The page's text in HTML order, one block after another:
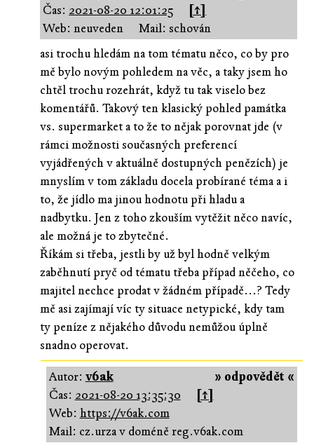
Čas: 2021-08-20 12:01:25
[↑]
Web: neuveden
Mail: schován
asi trochu hledám na tom tématu něco, co by pro
mě bylo novým pohledem na věc, a taky jsem ho
chtěl trochu rozehrát, když tu tak viselo bez
komentářů. Takový ten klasický pohled památka
vs. supermarket a to že to nějak porovnat jde (v
rámci možnosti současných preferencí
vyjádřených v aktuálně dostupných penězích) je
mnyslím v tom základu docela probírané téma a i
to, že jídlo ma jinou hodnotu při hladu a
nadbytku. Jen z toho zkouším vytěžit něco navíc,
ale možná je to zbytečné.
Říkám si třeba, jestli by už byl hodně velkým
zaběhnutí pryč od tématu třeba případ něčeho, co
majitel nechce prodat v žádném případě...? Tedy
mě asi zajímají víc ty situace netypické, kdy tam
ty peníze z nějakého důvodu nemůžou úplně
snadno operovat.
» odpovědět «
Autor: v6ak
Čas: 2021-08-20 13:35:30
[↑]
Web: https://v6ak.com
Mail: cz.urza v doméně reg.v6ak.com